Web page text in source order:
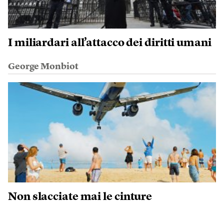
I miliardari all’attacco dei diritti umani
George Monbiot
Non slacciate mai le cinture